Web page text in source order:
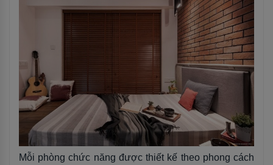
Mỗi phòng chức năng được thiết kế theo phong cách